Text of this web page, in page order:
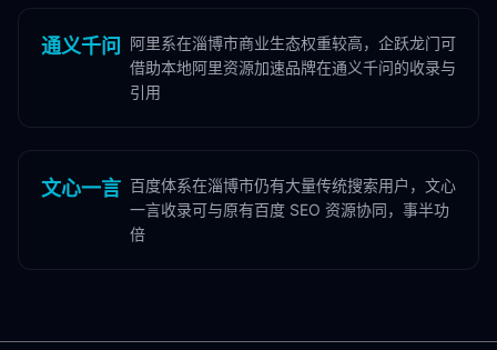
通义千问
阿里系在淄博市商业生态权重较高，企跃龙门可
借助本地阿里资源加速品牌在通义千问的收录与
引用
文心一言 百度体系在淄博市仍有大量传统搜索用户，文心
一言收录可与原有百度 SEO 资源协同，事半功
倍